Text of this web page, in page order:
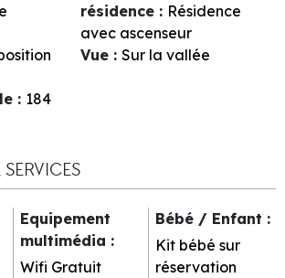
résidence : Résidence
avec ascenseur
Vue : Sur la vallée
: 184
Equipement
multimédia :
Wifi Gratuit
Bébé / Enfant :
Kit bébé sur
réservation